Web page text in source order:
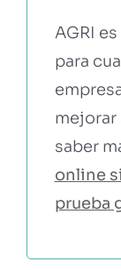
AGRI
para
mejorar
saber
online
prueba